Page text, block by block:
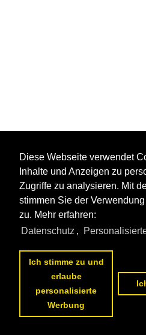
Datenschutzerklärung
Diese Webseite verwendet
Inhalte und Anzeigen zu
Zugriffe zu analysieren. Mit
stimmen Sie der
zu. Mehr erfahren:
Datenschutz ,
Ich stimme zu und
erlaube
personalisierte
Werbung